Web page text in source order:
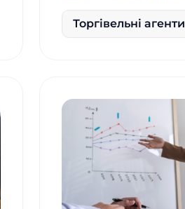
Торгівельні агенти